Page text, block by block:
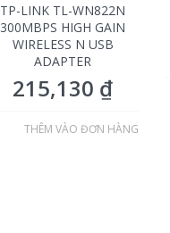
TP-LINK TL-WN822N
300MBPS HIGH GAIN
WIRELESS N USB
ADAPTER
215,130 ₫
THÊM VÀO ĐƠN HÀNG